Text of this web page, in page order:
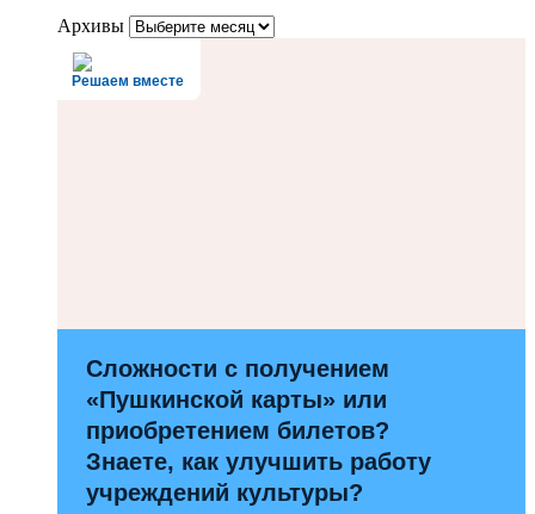
Архивы
Решаем вместе
Сложности с получением
«Пушкинской карты» или
приобретением билетов?
Знаете, как улучшить работу
учреждений культуры?